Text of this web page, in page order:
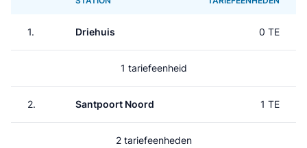
1. Driehuis 0 TE
1 tariefeenheid
2. Santpoort Noord 1 TE
2 tariefeenheden